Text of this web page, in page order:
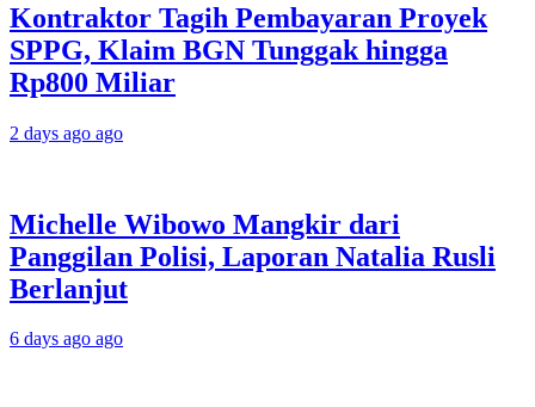
Kontraktor Tagih Pembayaran Proyek
SPPG, Klaim BGN Tunggak hingga
Rp800 Miliar
2 days ago ago
Michelle Wibowo Mangkir dari
Panggilan Polisi, Laporan Natalia Rusli
Berlanjut
6 days ago ago